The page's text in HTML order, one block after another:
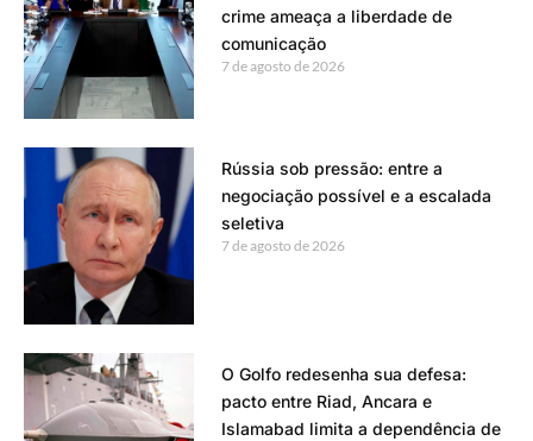
crime ameaça a liberdade de
comunicação
7 de agosto de 2026
Rússia sob pressão: entre a
negociação possível e a escalada
seletiva
7 de agosto de 2026
O Golfo redesenha sua defesa:
pacto entre Riad, Ancara e
Islamabad limita a dependência de